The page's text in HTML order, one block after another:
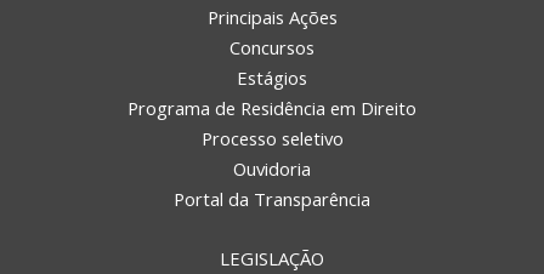
Principais Ações
Concursos
Estágios
Programa de Residência em Direito
Processo seletivo
Ouvidoria
Portal da Transparência
LEGISLAÇÃO